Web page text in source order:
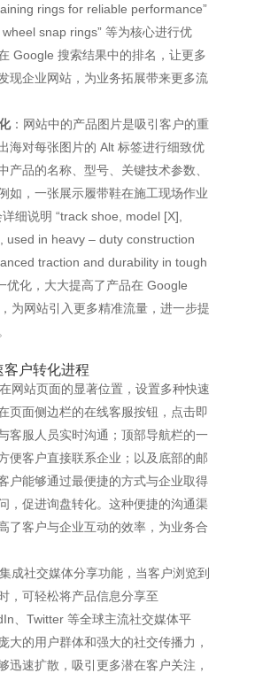
rings for reliable performance”
snap rings” 等为核心进行优
Google 搜索结果中的排名，让更多
现企业网站，为业务拓展带来更多流
：网站中的产品图片是吸引客户的重
海对每张图片的 Alt 标签进行细致优
产品的名称、型号、关键技术参数、
如，一张展示履带鞋在施工现场作业
细说明 “track shoe, model [X],
used in heavy – duty construction
traction and durability in tough
优化，大大提高了产品在 Google
为网站引入更多精准流量，进一步提
户转化进程
网站页面的显著位置，设置多种快速
页面侧边栏的在线客服按钮，点击即
客服人员实时沟通；顶部导航栏的一
便客户直接联系企业；以及底部的邮
户能够通过最便捷的方式与企业取得
，促进询盘转化。这种便捷的沟通渠
了客户与企业互动的效率，为业务合
成社交媒体分享功能，当客户浏览到
，可轻松将产品信息分享至
、Twitter 等全球主流社交媒体平
大的用户群体和强大的社交传播力，
迅速扩散，吸引更多潜在客户关注，